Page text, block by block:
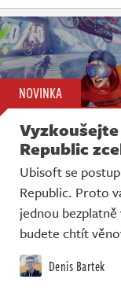
NOVINKA
Republic
Ubisoft se
Republic. Proto
jednou
budete chtít
Denis Bartek